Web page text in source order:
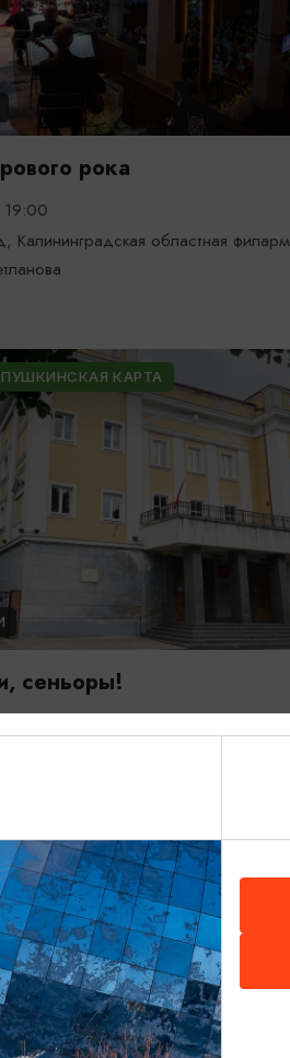
рока
Калининградская областная
ПУШКИНСКАЯ КАРТА
сеньоры!
областной театр юного
ПУШКИНСКАЯ КАРТА